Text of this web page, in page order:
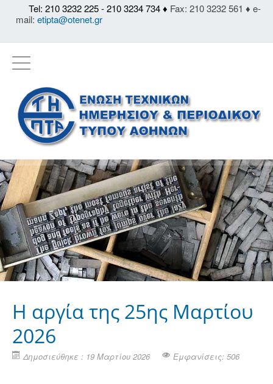
Tel: 210 3232 225 - 210 3234 734 ♦ Fax: 210 3232 561 ♦ e-
mail: etipta@otenet.gr
H αργία της 25ης Μαρτίου
2026
Δημοσιεύθηκε : 19 Μαρτίου 2026 Εμφανίσεις: 506